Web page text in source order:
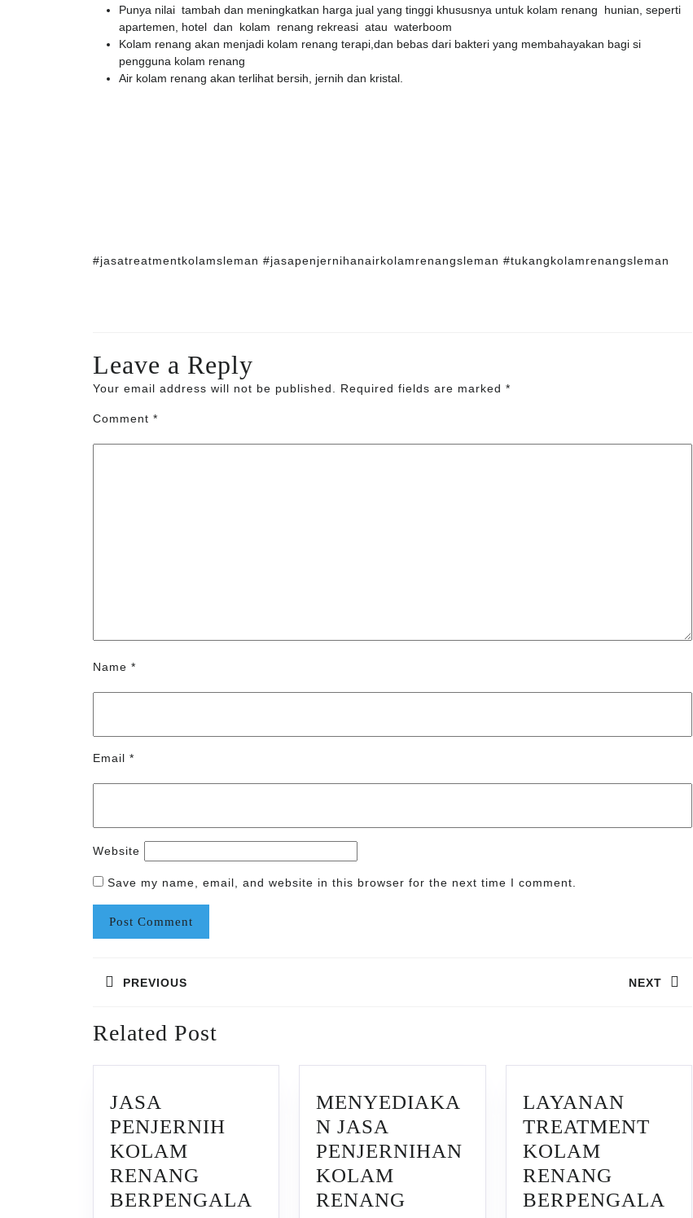
Punya nilai tambah dan meningkatkan harga jual yang tinggi khususnya untuk kolam renang hunian, seperti
apartemen, hotel dan kolam renang rekreasi atau waterboom
Kolam renang akan menjadi kolam renang terapi,dan bebas dari bakteri yang membahayakan bagi si
pengguna kolam renang
Air kolam renang akan terlihat bersih, jernih dan kristal.
#jasatreatmentkolamsleman #jasapenjernihanairkolamrenangsleman #tukangkolamrenangsleman
Leave a Reply
Your email address will not be published. Required fields are marked *
Comment *
Name *
Email *
Website
Save my name, email, and website in this browser for the next time I comment.
PREVIOUS
post:
NEXT
Related Post
JASA
PENJERNIH
KOLAM
RENANG
BERPENGALA
MENYEDIAKA
N JASA
PENJERNIHAN
KOLAM
RENANG
LAYANAN
TREATMENT
KOLAM
RENANG
BERPENGALA